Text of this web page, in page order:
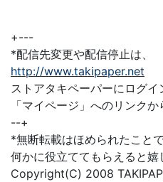
+---
*配信先変更や配信停止は、
http://www.takipaper.net
ストアタキペーパーにログ
「マイページ」へのリンク
--+
*無断転載はほめられたこと
何かに役立ててもらえると嬉
Copyright(C) 2008